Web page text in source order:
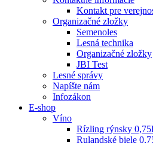
Kontakt pre
Organizačné zložky
Semenoles
Lesná technika
Organizačné zložky
JBI Test
Lesné správy
Napíšte nám
Infozákon
E-shop
Víno
Rízling rýnsky 0,75l
Rulandské biele